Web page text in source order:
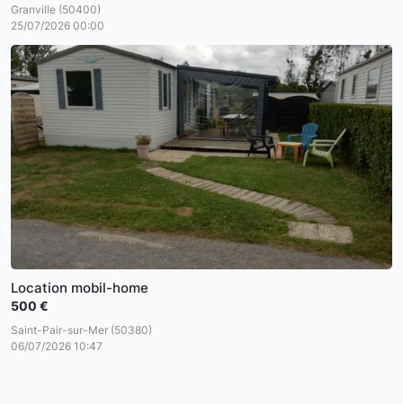
Granville (50400)
25/07/2026 00:00
Location mobil-home
500 €
Saint-Pair-sur-Mer (50380)
06/07/2026 10:47